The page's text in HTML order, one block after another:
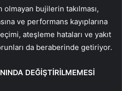
bujilerin takılması,
ve performans kayıplarına
ateşleme hataları ve yakıt
da beraberinde getiriyor.
DEĞİŞTİRİLMEMESİ